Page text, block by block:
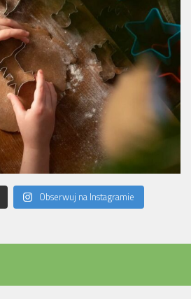
Obserwuj na Instagramie